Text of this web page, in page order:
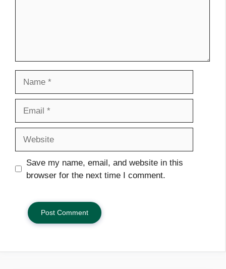
Save my name, email, and website in this
browser for the next time I comment.